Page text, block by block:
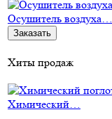
Осушитель воздуха…
Заказать
Хиты продаж
Химический…